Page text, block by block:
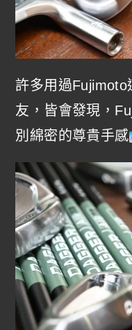
許多用過Fujimoto
友，皆會發現，
別綿密的尊貴手感